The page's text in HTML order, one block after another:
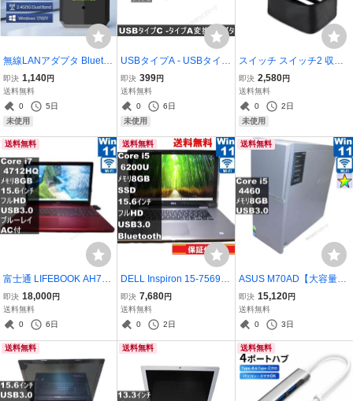
無線LANアダプタ Bluetoo
thアダプタ Wi-Fi WiFi6 60
0Mbps 2.4GHz/5GHz BT
5.4 USB接続 小型 Win10/
Win11対応 送料無料 ＜新
即決 1,140円
送料無料
0
5日
未使用
USBタイプA - USBタイプ
C 変換アダプタ USB3.0対
応 シルバー 送料無料 正常
品 ＜新品＞ [93792]
即決 399円
送料無料
0
6日
未使用
スイッチ スイッチ2 収納
ケース 収納バッグ switch
大容量 ゲーム機保管用 送
料無料 ＜新品＞ [95220]
即決 2,580円
送料無料
0
2日
未使用
送料無料
富士通 LIFEBOOK AH77/
R【大容量HDD搭載】 C
ore i7 4712HQ 【Windo
ws11 Home】ブルーレイ
証 [96667]
即決 18,000円
送料無料
0
6日
送料無料
DELL Inspiron 15-7569
【SSD搭載】 Core i5 6
200U 【Windows11 Ho
me】MS 365 Office Web
oth／保証付 [93814]
即決 7,680円
送料無料
0
2日
送料無料
ASUS M70AD【大容量H
DD搭載】 Core i5 4460
【Windows11 Home】
／タワー型／長期保証 [96
即決 15,120円
送料無料
0
3日
送料無料 送料無料 送料無料